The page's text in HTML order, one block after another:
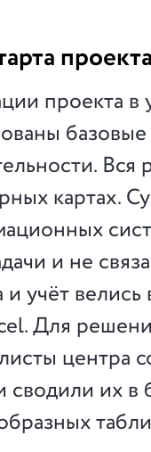
проекта
Вся
картах.
и не
и учёт
Для
центра
сводили их в